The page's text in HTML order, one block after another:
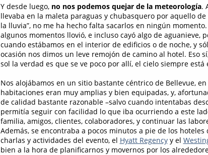
Y desde luego, no nos podemos quejar de la meteorología.
llevaba en la maleta paraguas y chubasquero por aquello de
la lluvia”, no me ha hecho falta sacarlos en ningún
algunos momentos llovió, e incluso cayó algo de aguanieve,
cuando estábamos en el interior de edificios o de noche, y
ocasión nos dimos un leve remojón de camino al hotel. Eso
sol la verdad es que se ve poco por allí, el cielo siempre está
Nos alojábamos en un sitio bastante céntrico de Bellevue,
habitaciones eran muy amplias y bien equipadas, y,
de calidad bastante razonable –salvo cuando intentabas
permitía seguir con facilidad lo que iba ocurriendo a este
familia, amigos, clientes, colaboradores, y continuar las
Además, se encontraba a pocos minutos a pie de los
charlas y actividades del evento, el Hyatt Regencyy el
bien a la hora de planificarnos y movernos por los